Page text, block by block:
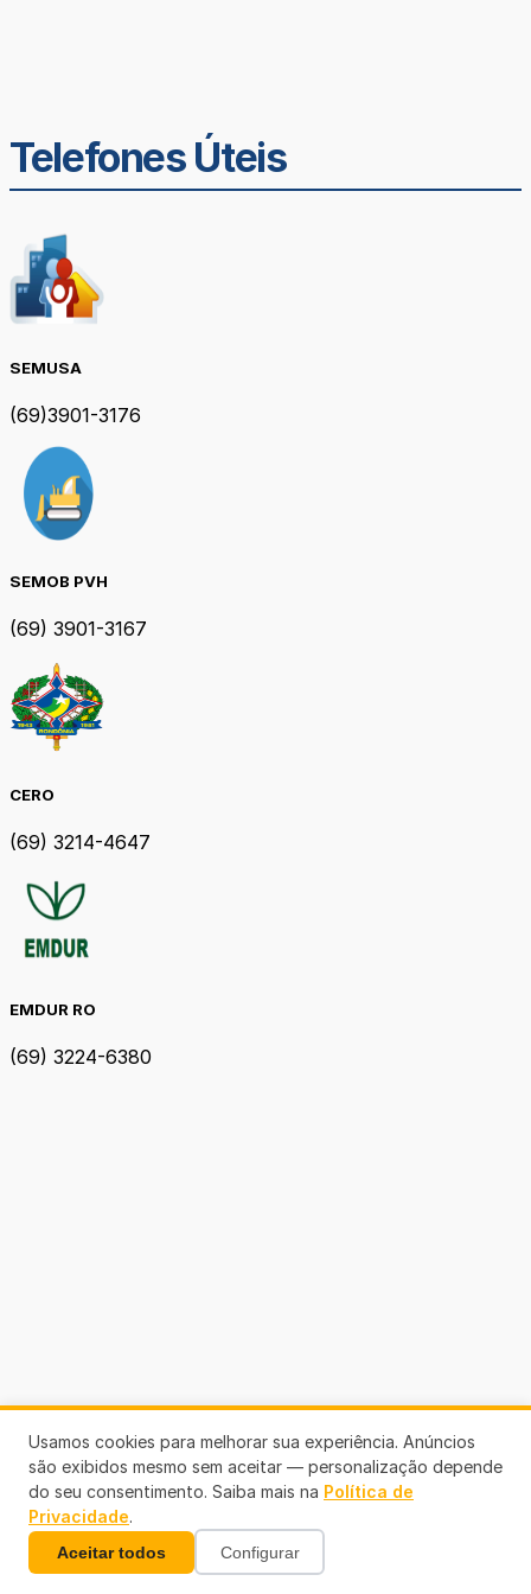
Telefones Úteis
SEMUSA
(69)3901-3176
SEMOB PVH
(69) 3901-3167
CERO
(69) 3214-4647
EMDUR RO
(69) 3224-6380
Usamos cookies para melhorar sua experiência. Anúncios
são exibidos mesmo sem aceitar — personalização depende
do seu consentimento. Saiba mais na Política de
Privacidade.
Aceitar todos Configurar